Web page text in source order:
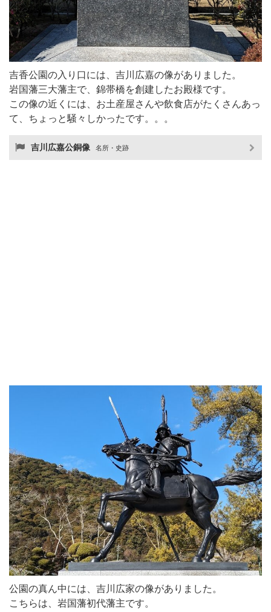
吉香公園の入り口には、吉川広嘉の像がありました。
岩国藩三大藩主で、錦帯橋を創建したお殿様です。
この像の近くには、お土産屋さんや飲食店がたくさんあっ
て、ちょっと騒々しかったです。。。
吉川広嘉公銅像 名所・史跡
公園の真ん中には、吉川広家の像がありました。
こちらは、岩国藩初代藩主です。